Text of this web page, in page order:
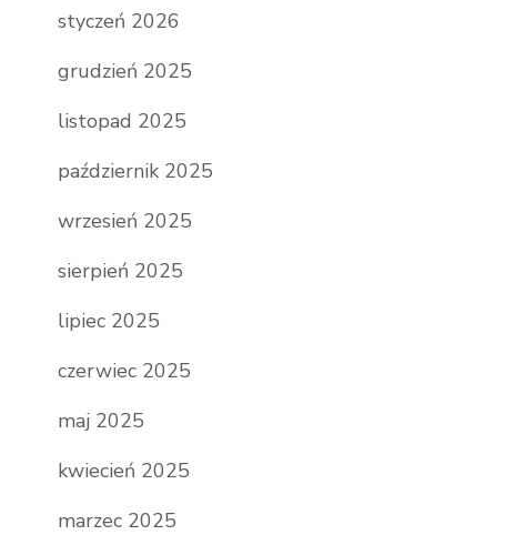
styczeń 2026
grudzień 2025
listopad 2025
październik 2025
wrzesień 2025
sierpień 2025
lipiec 2025
czerwiec 2025
maj 2025
kwiecień 2025
marzec 2025